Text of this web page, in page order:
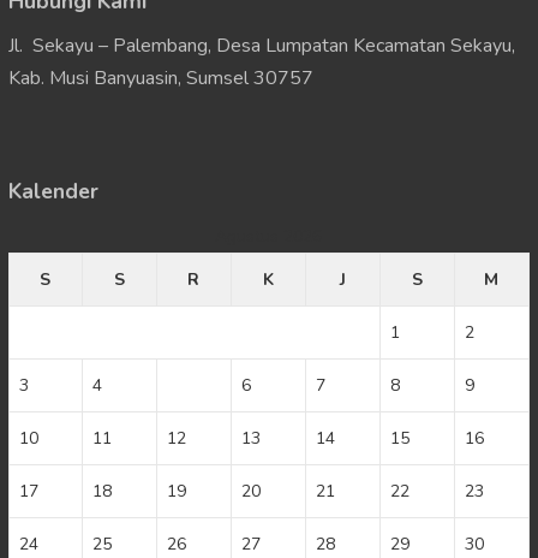
Jl. Sekayu – Palembang, Desa Lumpatan Kecamatan Sekayu,
Kab. Musi Banyuasin, Sumsel 30757
Kalender
S
S R K J S M
1 2
3 4 6 7 8 9
10 11 12 13 14 15 16
17 18 19 20 21 22 23
24 25 26 27 28 29 30